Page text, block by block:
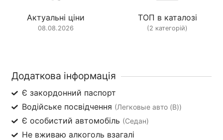
Актуальні ціни
08.08.2026
ТОП в каталозі
(2 категорій)
Додаткова інформація
Є закордонний паспорт
Водійське посвідчення (Легковые авто (B))
Є особистий автомобіль (Седан)
Не вживаю алкоголь взагалі